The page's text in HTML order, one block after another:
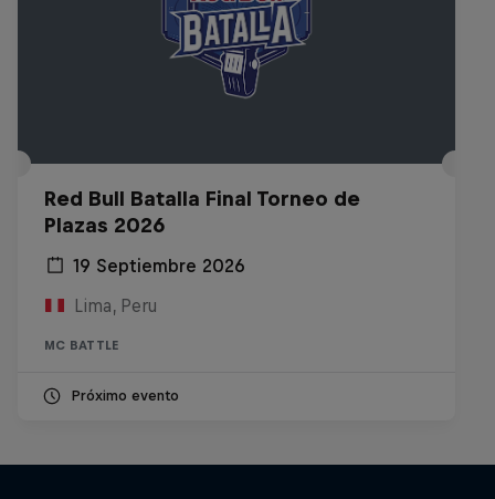
Red Bull Batalla Final Torneo de
Plazas 2026
19 Septiembre 2026
Lima, Peru
MC BATTLE
Próximo evento